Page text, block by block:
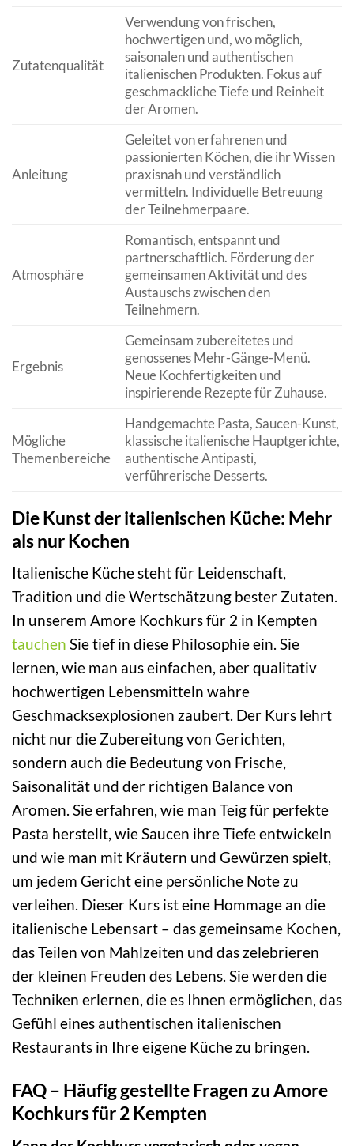
Zutatenqualität
Verwendung von frischen,
hochwertigen und, wo möglich,
saisonalen und authentischen
italienischen Produkten. Fokus auf
geschmackliche Tiefe und Reinheit
der Aromen.
Anleitung
Geleitet von erfahrenen und
passionierten Köchen, die ihr Wissen
praxisnah und verständlich
vermitteln. Individuelle Betreuung
der Teilnehmerpaare.
Atmosphäre
Romantisch, entspannt und
partnerschaftlich. Förderung der
gemeinsamen Aktivität und des
Austauschs zwischen den
Teilnehmern.
Ergebnis
Gemeinsam zubereitetes und
genossenes Mehr-Gänge-Menü.
Neue Kochfertigkeiten und
inspirierende Rezepte für Zuhause.
Mögliche
Themenbereiche
Handgemachte Pasta, Saucen-Kunst,
klassische italienische Hauptgerichte,
authentische Antipasti,
verführerische Desserts.
Die Kunst der italienischen Küche: Mehr
als nur Kochen
Italienische Küche steht für Leidenschaft,
Tradition und die Wertschätzung bester Zutaten.
In unserem Amore Kochkurs für 2 in Kempten
tauchen Sie tief in diese Philosophie ein. Sie
lernen, wie man aus einfachen, aber qualitativ
hochwertigen Lebensmitteln wahre
Geschmacksexplosionen zaubert. Der Kurs lehrt
nicht nur die Zubereitung von Gerichten,
sondern auch die Bedeutung von Frische,
Saisonalität und der richtigen Balance von
Aromen. Sie erfahren, wie man Teig für perfekte
Pasta herstellt, wie Saucen ihre Tiefe entwickeln
und wie man mit Kräutern und Gewürzen spielt,
um jedem Gericht eine persönliche Note zu
verleihen. Dieser Kurs ist eine Hommage an die
italienische Lebensart – das gemeinsame Kochen,
das Teilen von Mahlzeiten und das zelebrieren
der kleinen Freuden des Lebens. Sie werden die
Techniken erlernen, die es Ihnen ermöglichen, das
Gefühl eines authentischen italienischen
Restaurants in Ihre eigene Küche zu bringen.
FAQ – Häufig gestellte Fragen zu Amore
Kochkurs für 2 Kempten